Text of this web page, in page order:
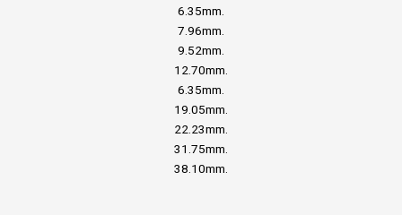
6.35mm.
7.96mm.
9.52mm.
12.70mm.
6.35mm.
19.05mm.
22.23mm.
31.75mm.
38.10mm.